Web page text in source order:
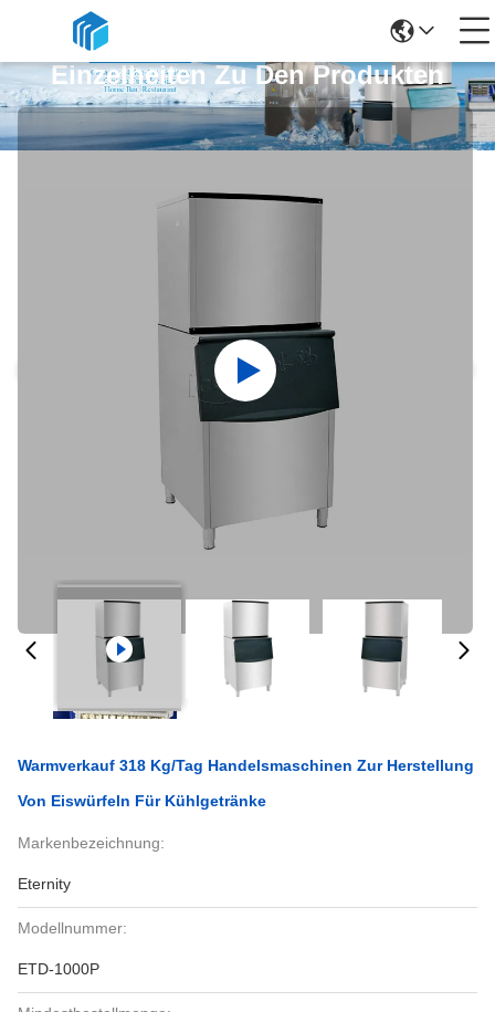
Einzelheiten Zu Den Produkten
Warmverkauf 318 Kg/Tag Handelsmaschinen Zur Herstellung
Von Eiswürfeln Für Kühlgetränke
Markenbezeichnung:
Eternity
Modellnummer:
ETD-1000P